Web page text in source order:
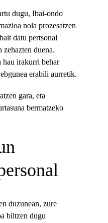
dugu, Ibai-ondo
nola prozesatzen
datu pertsonal
duena.
hau irakurri behar
erabili aurretik.
gara, eta
bermatzeko
duzunean, zure
biltzen dugu